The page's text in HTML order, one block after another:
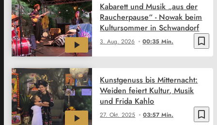
bookmark_border
3. Aug. 2026 00:35 Min.
Kabarett und Musik „aus der
Raucherpause“ - Nowak beim
Kultursommer in Schwandorf
bookmark_border
27. Okt. 2025 03:57 Min.
Kunstgenuss bis Mitternacht:
Weiden feiert Kultur, Musik
und Frida Kahlo